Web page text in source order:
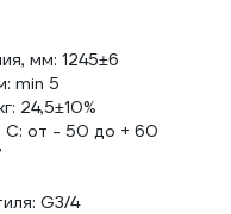
мм: 1245±6
min 5
24,5±10%
C: от - 50 до + 60
G3/4